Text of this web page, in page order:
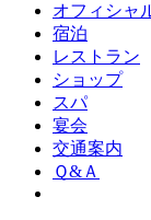
オフィシャ
宿泊
レストラン
ショップ
スパ
宴会
交通案内
Ｑ&Ａ